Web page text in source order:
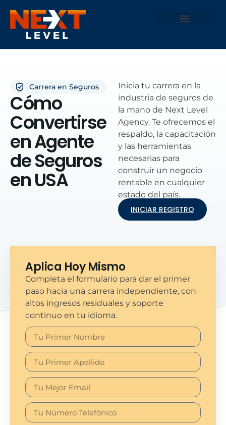
Carrera en Seguros
Cómo
Convertirse
en Agente
de Seguros
en USA
Inicia tu carrera en la
industria de seguros de
la mano de Next Level
Agency. Te ofrecemos el
respaldo, la capacitación
y las herramientas
necesarias para
construir un negocio
rentable en cualquier
estado del país.
INICIAR REGISTRO
Aplica Hoy Mismo
Completa el formulario para dar el primer
paso hacia una carrera independiente, con
altos ingresos residuales y soporte
continuo en tu idioma.